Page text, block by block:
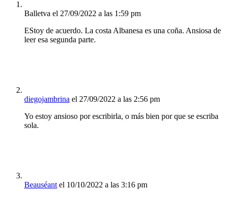
Balletva el 27/09/2022 a las 1:59 pm
EStoy de acuerdo. La costa Albanesa es una coña. Ansiosa de
leer esa segunda parte.
diegojambrina el 27/09/2022 a las 2:56 pm
Yo estoy ansioso por escribirla, o más bien por que se escriba
sola.
Beauséant el 10/10/2022 a las 3:16 pm